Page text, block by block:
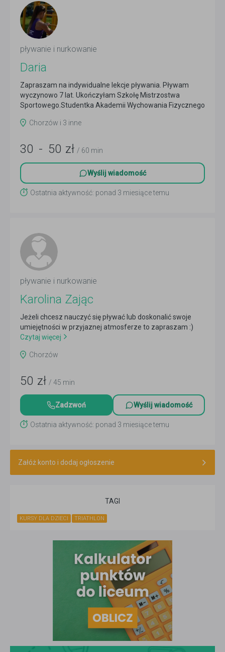
pływanie i nurkowanie
Daria
Zapraszam na indywidualne lekcje pływania. Pływam
wyczynowo 7 lat. Ukończyłam Szkołę Mistrzostwa
Sportowego.Studentka Akademii Wychowania Fizycznego
Chorzów i 3 inne
30 - 50 zł / 60 min
Wyślij wiadomość
Ostatnia aktywność: ponad 3 miesiące temu
pływanie i nurkowanie
Karolina Zając
Jeżeli chcesz nauczyć się pływać lub doskonalić swoje
umiejętności w przyjaznej atmosferze to zapraszam :)
Czytaj więcej
Chorzów
50 zł / 45 min
Zadzwoń Wyślij wiadomość
Ostatnia aktywność: ponad 3 miesiące temu
Załóż konto i dodaj ogłoszenie
TAGI
KURSY DLA DZIECI TRIATHLON